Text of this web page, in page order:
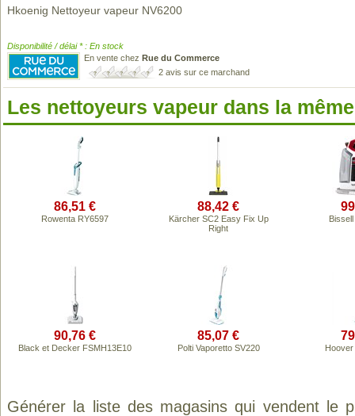
Hkoenig Nettoyeur vapeur NV6200
Disponibilité / délai * : En stock
En vente chez Rue du Commerce
2 avis sur ce marchand
Les nettoyeurs vapeur dans la
86,51 €
Rowenta RY6597
88,42 €
Kärcher SC2 Easy Fix Up
Right
90,76 €
Black et Decker FSMH13E10
85,07 €
Polti Vaporetto SV220
Générer la liste des magasins qui vendent le